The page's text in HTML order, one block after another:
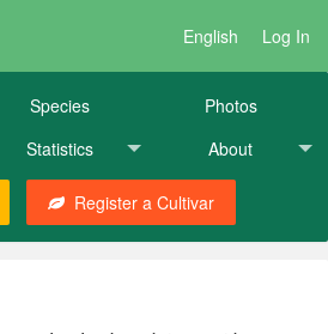
English Log In
Species
Photos
Statistics About
Register a Cultivar